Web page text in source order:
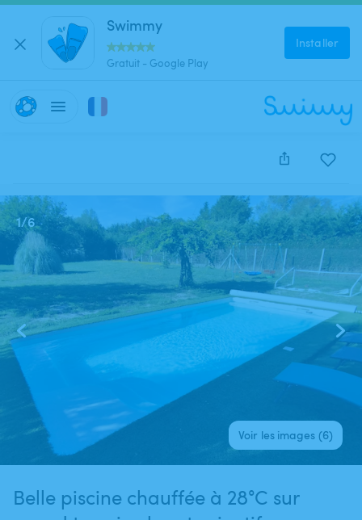
Swimmy
Gratuit - Google Play
Installer
Cette annonce est close et ne peut être réservée.
1/6
Voir les images (6)
Belle piscine chauffée à 28°C sur